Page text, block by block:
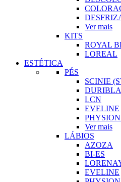
Ver mais
KITS
ROYAL
LOREAL
ESTÉTICA
PÉS
SCINIE
LCN
EVELINE
Ver mais
LÁBIOS
AZOZA
BI-ES
EVELINE